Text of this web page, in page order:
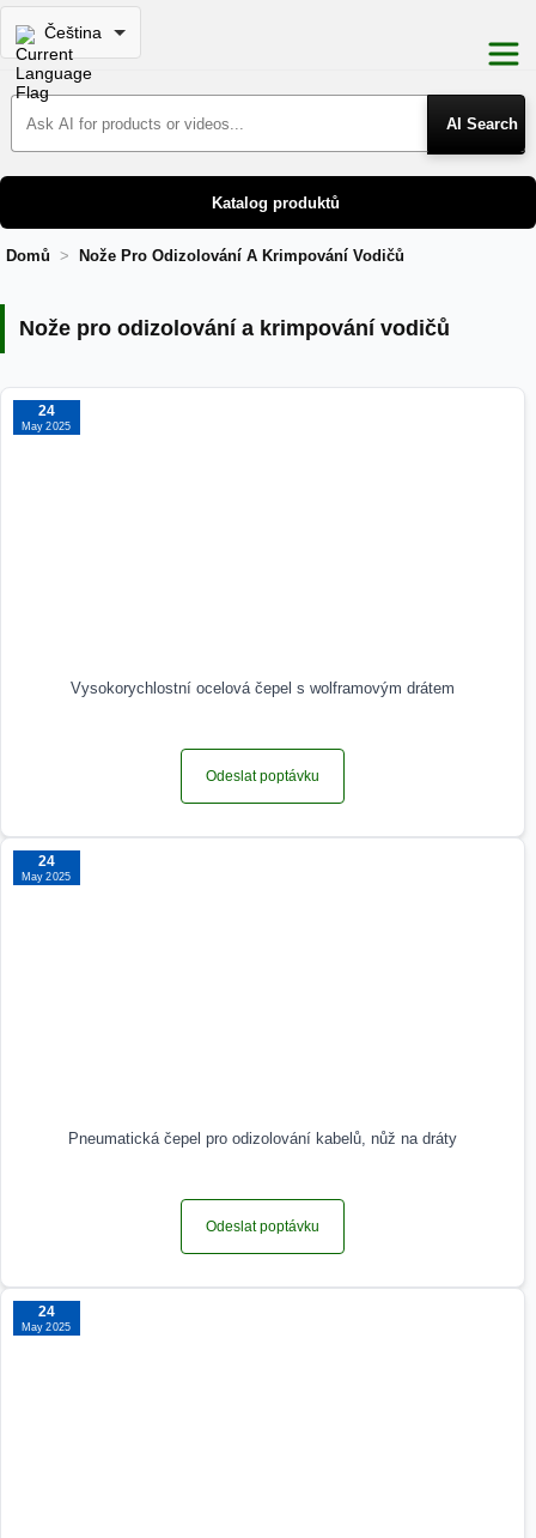
Čeština
Search Products
Katalog produktů
Domů Nože Pro Odizolování A Krimpování Vodičů
Nože pro odizolování a krimpování vodičů
24
May 2025
Vysokorychlostní ocelová čepel s wolframovým drátem
Odeslat poptávku
24
May 2025
Pneumatická čepel pro odizolování kabelů, nůž na dráty
Odeslat poptávku
24
May 2025